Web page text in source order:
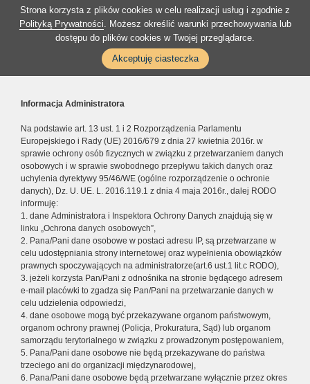
Strona korzysta z plików cookies w celu realizacji usług i zgodnie z
Polityką Prywatności. Możesz określić warunki przechowywania lub
dostępu do plików cookies w Twojej przeglądarce.
Akceptuję ciasteczka
Informacja Administratora
Na podstawie art. 13 ust. 1 i 2 Rozporządzenia Parlamentu
Europejskiego i Rady (UE) 2016/679 z dnia 27 kwietnia 2016r. w
sprawie ochrony osób fizycznych w związku z przetwarzaniem danych
osobowych i w sprawie swobodnego przepływu takich danych oraz
uchylenia dyrektywy 95/46/WE (ogólne rozporządzenie o ochronie
danych), Dz. U. UE. L. 2016.119.1 z dnia 4 maja 2016r., dalej RODO
informuję:
1. dane Administratora i Inspektora Ochrony Danych znajdują się w
linku „Ochrona danych osobowych”,
2. Pana/Pani dane osobowe w postaci adresu IP, są przetwarzane w
celu udostępniania strony internetowej oraz wypełnienia obowiązków
prawnych spoczywających na administratorze(art.6 ust.1 lit.c RODO),
3. jeżeli korzysta Pan/Pani z odnośnika na stronie będącego adresem
e-mail placówki to zgadza się Pan/Pani na przetwarzanie danych w
celu udzielenia odpowiedzi,
4. dane osobowe mogą być przekazywane organom państwowym,
organom ochrony prawnej (Policja, Prokuratura, Sąd) lub organom
samorządu terytorialnego w związku z prowadzonym postępowaniem,
5. Pana/Pani dane osobowe nie będą przekazywane do państwa
trzeciego ani do organizacji międzynarodowej,
6. Pana/Pani dane osobowe będą przetwarzane wyłącznie przez okres